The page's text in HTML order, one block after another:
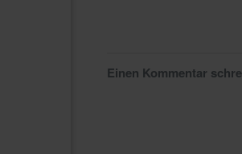
Einen Kommentar